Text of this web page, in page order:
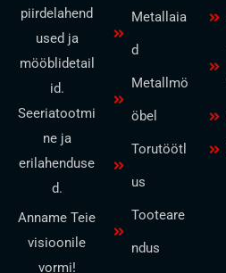
piirdelahend
used ja
mööblidetail
id.
Seeriatootmi
ne ja
erilahenduse
d.
Anname Teie
visioonile
vormi!
Metallaia
d
Metallmö
öbel
Torutöötl
us
Tooteare
ndus